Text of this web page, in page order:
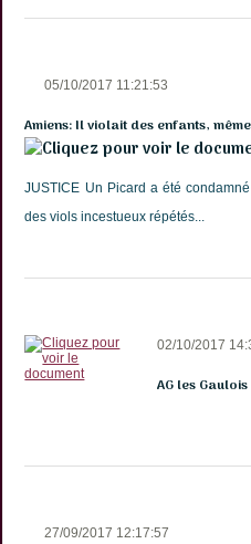
05/10/2017 11:21:53
Amiens: Il violait des enfants,
JUSTICE Un Picard a été
des viols incestueux répétés...
02/10/2017
AG les
27/09/2017 12:17:57